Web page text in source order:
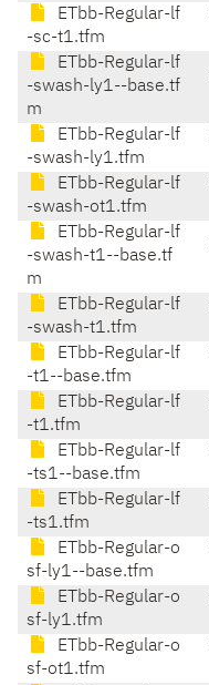
ETbb-Regular-lf
-sc-t1.tfm
ETbb-Regular-lf
-swash-ly1--base.tf
m
ETbb-Regular-lf
-swash-ly1.tfm
ETbb-Regular-lf
-swash-ot1.tfm
ETbb-Regular-lf
-swash-t1--base.tf
m
ETbb-Regular-lf
-swash-t1.tfm
ETbb-Regular-lf
-t1--base.tfm
ETbb-Regular-lf
-t1.tfm
ETbb-Regular-lf
-ts1--base.tfm
ETbb-Regular-lf
-ts1.tfm
ETbb-Regular-o
sf-ly1--base.tfm
ETbb-Regular-o
sf-ly1.tfm
ETbb-Regular-o
sf-ot1.tfm